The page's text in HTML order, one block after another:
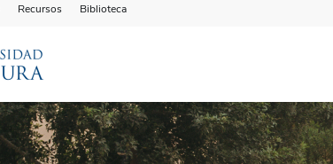
Recursos Biblioteca